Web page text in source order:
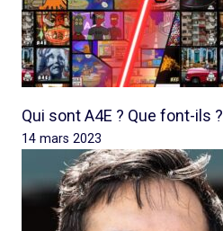
Qui sont A4E ? Que font-ils ?
14 mars 2023